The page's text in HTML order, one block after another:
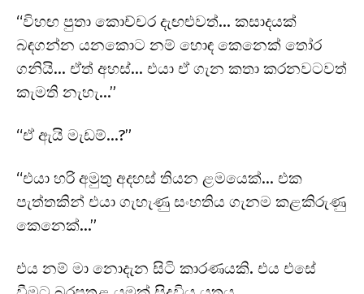
“විහඟ පුතා කොච්චර දැඟළුවත්… කසාදයක්
බඳගන්න යනකොට නම් හොඳ කෙනෙක් තෝර
ගනියි… ඒත් අහස්… එයා ඒ ගැන කතා කරනවටවත්
කැමති නැහැ…”
“ඒ ඇයි මැඩම්…?”
“එයා හරි අමුතු අදහස් තියන ළමයෙක්… එක
පැත්තකින් එයා ගැහැණු සංහතිය ගැනම කළකිරුණු
කෙනෙක්…”
එය නම් මා නොදැන සිටි කාරණයකි. එය එසේ